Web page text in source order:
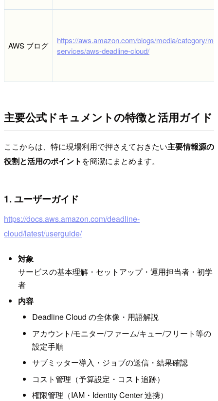
AWS ブログ
https://aws.amazon.com/blogs/media/category/
services/aws-deadline-cloud/
主要公式ドキュメントの特徴と活用ガイド
ここからは、特に現場利用で押さえておきたい主要情報源の
役割と活用のポイント を簡潔にまとめます。
1. ユーザーガイド
https://docs.aws.amazon.com/deadline-
cloud/latest/userguide/
対象
サービスの基本理解・セットアップ・運用担当者・初学
者
内容
Deadline Cloud の全体像・用語解説
アカウント/モニター/ファーム/キュー/フリート等の
設定手順
サブミッター導入・ジョブの送信・結果確認
コスト管理（予算設定・コスト追跡）
権限管理（IAM・Identity Center 連携）